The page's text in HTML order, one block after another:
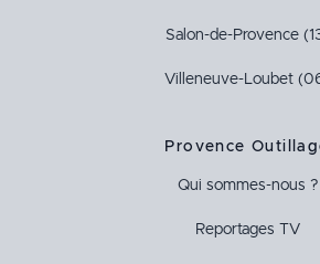
Salon-de-Provence
Villeneuve-Loubet
Provence
Qui sommes-nous ?
Reportages TV